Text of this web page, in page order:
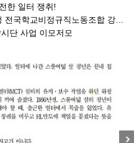
한 일터 쟁취!
규직노동조합 강원지부 김유미 춘천지회장
단 사업 이모저모